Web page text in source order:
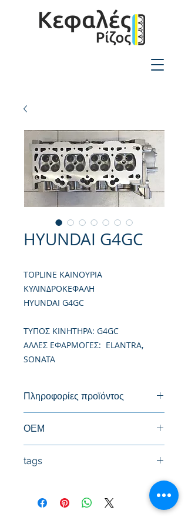
HYUNDAI G4GC
TOPLINE ΚΑΙΝΟΥΡΙΑ
ΚΥΛΙΝΔΡΟΚΕΦΑΛΗ
HYUNDAI G4GC
TΥΠΟΣ ΚΙΝΗΤΗΡΑ: G4GC
ΑΛΛΕΣ ΕΦΑΡΜΟΓΕΣ: ELANTRA,
SONATA
Πληροφορίες προϊόντος
ΟΕΜ
tags
#Κυλινδροκεφαλή #Κεφαλάρι
#TPTOPLINE